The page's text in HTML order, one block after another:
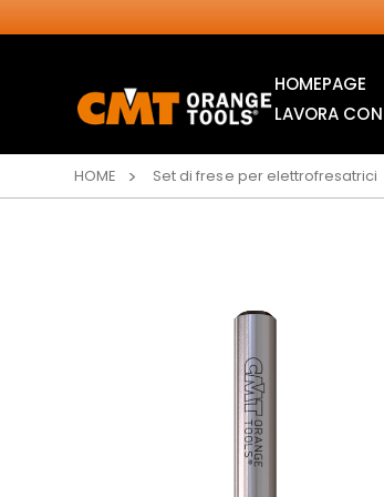
HOMEPAGE
LAME
LAVORA
HOME Set di frese per elettrofresatrici